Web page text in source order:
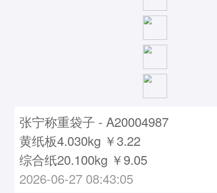
张宁称重袋子 - A20004987
黄纸板4.030kg ￥3.22
综合纸20.100kg ￥9.05
2026-06-27 08:43:05